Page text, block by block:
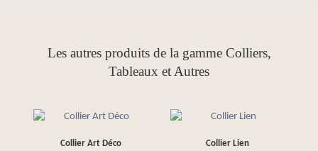
Les autres produits de la gamme Colliers,
Tableaux et Autres
Collier Art Déco
Collier Lien